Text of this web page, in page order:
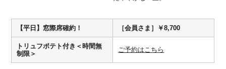
【平日】窓際席確約！ ［会員さま］￥8,700
トリュフポテト付き＜時間無
制限＞
ご予約はこちら